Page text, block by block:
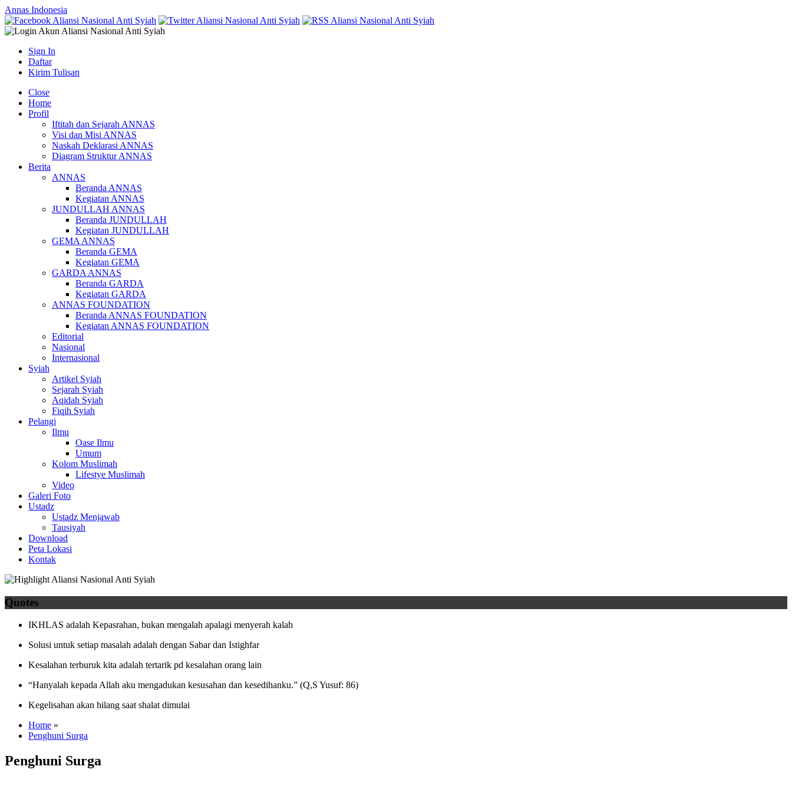
Annas Indonesia
Sign In
Daftar
Kirim Tulisan
Close
Home
Profil
Iftitah dan Sejarah ANNAS
Visi dan Misi ANNAS
Naskah Deklarasi ANNAS
Diagram Struktur ANNAS
Berita
ANNAS
Beranda ANNAS
Kegiatan ANNAS
JUNDULLAH ANNAS
Beranda JUNDULLAH
Kegiatan JUNDULLAH
GEMA ANNAS
Beranda GEMA
Kegiatan GEMA
GARDA ANNAS
Beranda GARDA
Kegiatan GARDA
ANNAS FOUNDATION
Beranda ANNAS FOUNDATION
Kegiatan ANNAS FOUNDATION
Editorial
Nasional
Internasional
Syiah
Artikel Syiah
Sejarah Syiah
Aqidah Syiah
Fiqih Syiah
Pelangi
Ilmu
Oase Ilmu
Umum
Kolom Muslimah
Lifestye Muslimah
Video
Galeri Foto
Ustadz
Ustadz Menjawab
Tausiyah
Download
Peta Lokasi
Kontak
Quotes
IKHLAS adalah Kepasrahan, bukan mengalah apalagi menyerah kalah
Solusi untuk setiap masalah adalah dengan Sabar dan Istighfar
Kesalahan terburuk kita adalah tertarik pd kesalahan orang lain
“Hanyalah kepada Allah aku mengadukan kesusahan dan kesedihanku.” (Q,S Yusuf: 86)
Kegelisahan akan hilang saat shalat dimulai
Home »
Penghuni Surga
Penghuni Surga